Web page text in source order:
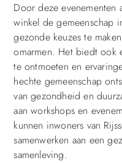
Door deze
winkel de gemeenschap
gezonde keuzes te
omarmen. Het biedt ook
te ontmoeten en
hechte gemeenschap
van gezondheid en
aan workshops en
kunnen inwoners van
samenwerken aan een
samenleving.